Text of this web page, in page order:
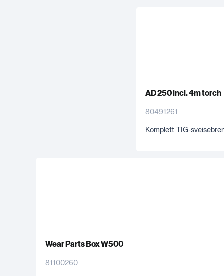
AD 250 incl. 4m torch
80491261
Komplett TIG-
Wear Parts Box W500
81100260